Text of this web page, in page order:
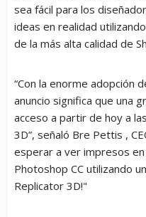
sea fácil para los
ideas en realidad
de la más alta calidad de
“Con la enorme adopción
anuncio significa que una
acceso a partir de hoy a
3D”, señaló Bre Pettis ,
esperar a ver impresos
Photoshop CC utilizando
Replicator 3D!"